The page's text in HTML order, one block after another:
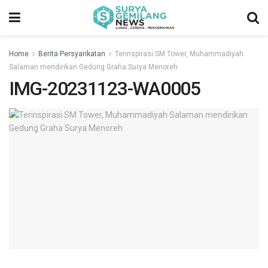
Home Berita Persyarikatan
Terinspirasi SM Tower, Muhammadiyah
Salaman mendirikan Gedung Graha Surya Menoreh
IMG-20231123-WA0005